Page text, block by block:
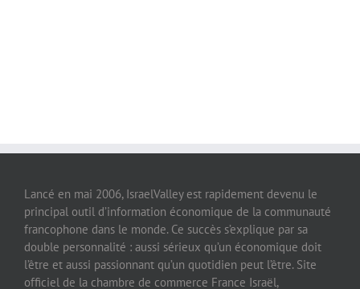
Lancé en mai 2006, IsraelValley est rapidement devenu le
principal outil d’information économique de la communauté
francophone dans le monde. Ce succès s’explique par sa
double personnalité : aussi sérieux qu’un économique doit
l’être et aussi passionnant qu’un quotidien peut l’être. Site
officiel de la chambre de commerce France Israël,